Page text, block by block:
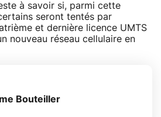
à savoir si, parmi cette
seront tentés par
et dernière licence UMTS
nouveau réseau cellulaire en
Bouteiller